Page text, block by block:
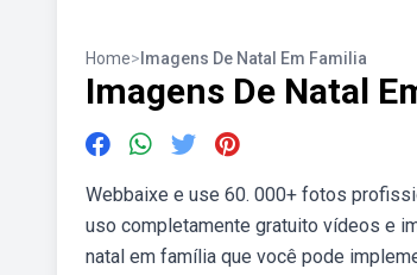
Home> Imagens De Natal Em Familia
Imagens De Natal
Webbaixe e use 60. 000+ fotos
uso completamente gratuito vídeos e
natal em família que você pode